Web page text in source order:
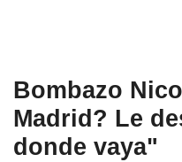
Bombazo
Madrid? Le
donde vaya"